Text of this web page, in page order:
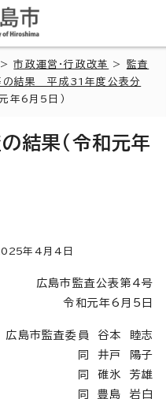
>市政運営・行政改革 > 監査
の結果 平成31年度公表分
年6月5日）
結果（令和元年
年4月4日
広島市監査公表第4号
令和元年6月5日
広島市監査委員 谷本 睦志
同 井戸 陽子
同 碓氷 芳雄
同 豊島 岩白